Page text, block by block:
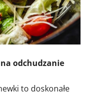
odchudzanie
to doskonałe